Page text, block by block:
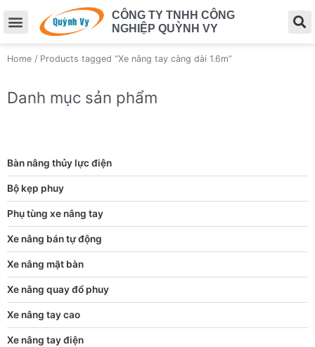
CÔNG TY TNHH CÔNG
NGHIỆP QUỲNH VY
Home / Products tagged “Xe nâng tay càng dài 1.6m”
Danh mục sản phẩm
Bàn nâng thủy lực điện
Bộ kẹp phuy
Phụ tùng xe nâng tay
Xe nâng bán tự động
Xe nâng mặt bàn
Xe nâng quay đổ phuy
Xe nâng tay cao
Xe nâng tay điện